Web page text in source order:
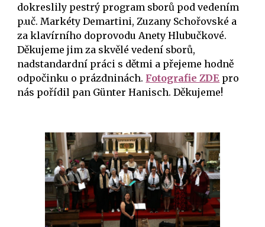
dokreslily pestrý program sborů pod vedením
p.uč. Markéty Demartini, Zuzany Schořovské a
za klavírního doprovodu Anety Hlubučkové.
Děkujeme jim za skvělé vedení sborů,
nadstandardní práci s dětmi a přejeme hodně
odpočinku o prázdninách. Fotografie ZDE pro
nás pořídil pan Günter Hanisch. Děkujeme!